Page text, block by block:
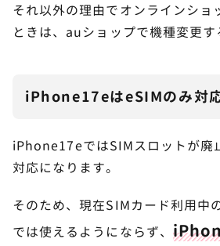
それ以外の理由でオンラインショ
ときは、auショップで機種変更す
iPhone17eはeSIMのみ対
iPhone17eではSIMスロットが廃
対応になります。
そのため、現在SIMカード利用中
では使えるようにならず、